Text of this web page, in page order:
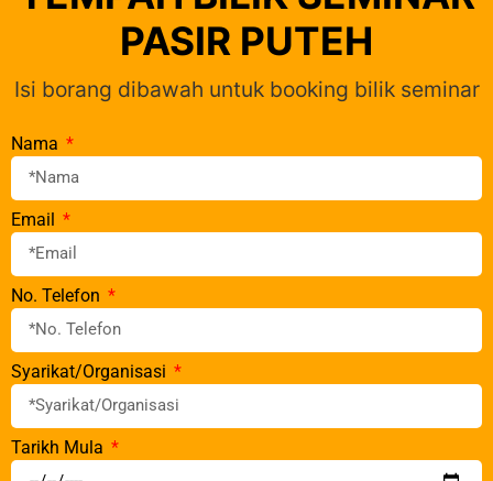
PASIR PUTEH
Isi borang dibawah untuk booking bilik seminar
Nama
Email
No. Telefon
Syarikat/Organisasi
Tarikh Mula